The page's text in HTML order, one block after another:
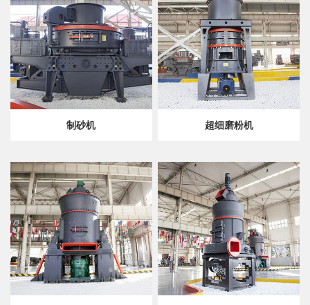
制砂机 超细磨粉机